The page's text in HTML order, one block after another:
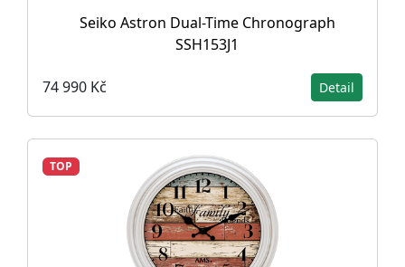
Seiko Astron Dual-Time Chronograph
SSH153J1
74 990 Kč Detail
TOP